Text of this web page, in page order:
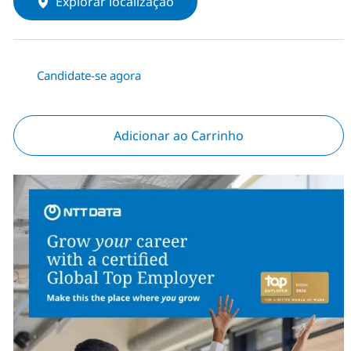
Candidate-se agora
Adicionar ao Carrinho